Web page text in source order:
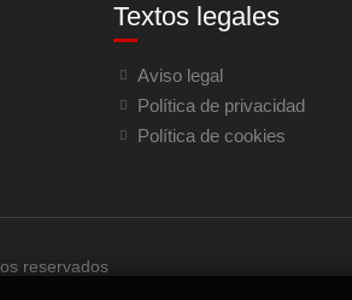
Textos legales
Aviso legal
Política de privacidad
Política de cookies
reservados